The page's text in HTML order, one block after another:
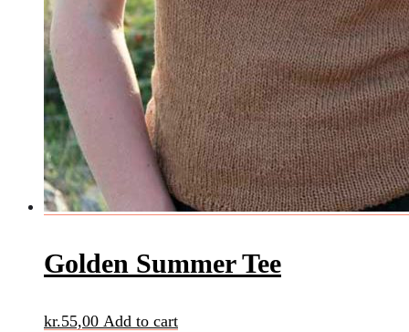
Golden Summer Tee
kr.55,00 Add to cart